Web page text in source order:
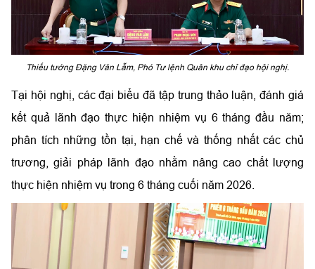
Thiếu tướng Đặng Văn Lẫm, Phó Tư lệnh Quân khu chỉ đạo hội nghị.
Tại hội nghị, các đại biểu đã tập trung thảo luận, đánh giá
kết quả lãnh đạo thực hiện nhiệm vụ 6 tháng đầu năm;
phân tích những tồn tại, hạn chế và thống nhất các chủ
trương, giải pháp lãnh đạo nhằm nâng cao chất lượng
thực hiện nhiệm vụ trong 6 tháng cuối năm 2026.